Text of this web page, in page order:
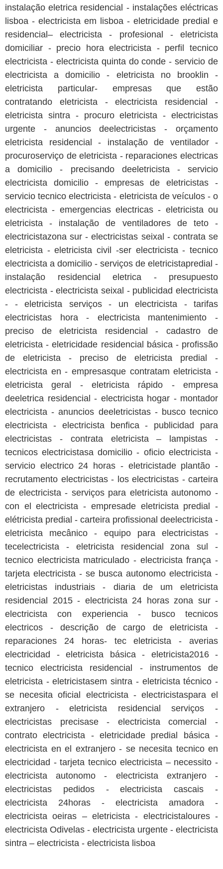
instalação eletrica residencial - instalações eléctricas
lisboa - electricista em lisboa - eletricidade predial e
residencial– electricista - profesional - eletricista
domiciliar - precio hora electricista - perfil tecnico
electricista - electricista quinta do conde - servicio de
electricista a domicilio - eletricista no brooklin -
eletricista particular- empresas que estão
contratando eletricista - electricista residencial -
eletricista sintra - procuro eletricista - electricistas
urgente - anuncios deelectricistas - orçamento
eletricista residencial - instalação de ventilador -
procuroserviço de eletricista - reparaciones electricas
a domicilio - precisando deeletricista - servicio
electricista domicilio - empresas de eletricistas -
servicio tecnico electricista - eletricista de veículos - o
electricista - emergencias electricas - eletricista ou
eletricista - instalação de ventiladores de teto -
electricistazona sur - electricistas seixal - contrata se
eletricista - eletricista civil -ser electricista - tecnico
electricista a domicilio - serviços de eletricistapredial -
instalação residencial eletrica - presupuesto
electricista - electricista seixal - publicidad electricista
- - eletricista serviços - un electricista - tarifas
electricistas hora - electricista mantenimiento -
preciso de eletricista residencial - cadastro de
eletricista - eletricidade residencial básica - profissão
de eletricista - preciso de eletricista predial -
electricista en - empresasque contratam eletricista -
eletricista geral - eletricista rápido - empresa
deeletrica residencial - electricista hogar - montador
electricista - anuncios deeletricistas - busco tecnico
electricista - electricista benfica - publicidad para
electricistas - contrata eletricista – lampistas -
tecnicos electricistasa domicilio - oficio electricista -
servicio electrico 24 horas - eletricistade plantão -
recrutamento electricistas - los electricistas - carteira
de electricista - serviços para eletricista autonomo -
con el electricista - empresade eletricista predial -
elétricista predial - carteira profissional deelectricista -
eletricista mecânico - equipo para electricistas -
tecelectricista - eletricista residencial zona sul -
tecnico electricista matriculado - electricista frança -
tarjeta electricista - se busca autonomo electricista -
eletricistas industriais - diaria de um eletricista
residencial 2015 - electricista 24 horas zona sur -
electricista con experiencia - busco tecnicos
electricos - descrição de cargo de eletricista -
reparaciones 24 horas- tec eletricista - averias
electricidad - eletricista básica - eletricista2016 -
tecnico electricista residencial - instrumentos de
eletricista - eletricistasem sintra - eletricista técnico -
se necesita oficial electricista - electricistaspara el
extranjero - eletricista residencial serviços -
electricistas precisase - electricista comercial -
contrato electricista - eletricidade predial básica -
electricista en el extranjero - se necesita tecnico en
electricidad - tarjeta tecnico electricista – necessito -
electricista autonomo - electricista extranjero -
electricistas pedidos - electricista cascais -
electricista 24horas - electricista amadora -
electricista oeiras – eletricista - electricistaloures -
electricista Odivelas - electricista urgente - electricista
sintra – electricista - electricista lisboa